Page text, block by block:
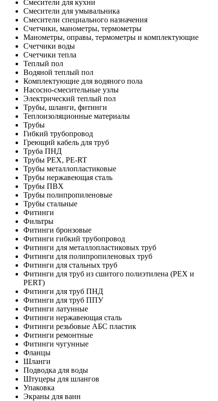
Смесители для кухни
Смесители для умывальника
Смесители специального назначения
Счетчики, манометры, термометры
Манометры, оправы, термометры и комплектующие
Счетчики воды
Счетчики тепла
Теплый пол
Водяной теплый пол
Комплектующие для водяного пола
Насосно-смесительные узлы
Электрический теплый пол
Трубы, шланги, фитинги
Теплоизоляционные материалы
Трубы
Гибкий трубопровод
Греющий кабель для труб
Труба ПНД
Трубы PEX, PE-RT
Трубы металлопластиковые
Трубы нержавеющая сталь
Трубы ПВХ
Трубы полипропиленовые
Трубы стальные
Фитинги
Фильтры
Фитинги бронзовые
Фитинги гибкий трубопровод
Фитинги для металлопластиковых труб
Фитинги для полипропиленовых труб
Фитинги для стальных труб
Фитинги для труб из сшитого полиэтилена (PEX и
PERT)
Фитинги для труб ПНД
Фитинги для труб ППУ
Фитинги латунные
Фитинги нержавеющая сталь
Фитинги резьбовые АБС пластик
Фитинги ремонтные
Фитинги чугунные
Фланцы
Шланги
Подводка для воды
Штуцеры для шлангов
Упаковка
Экраны для ванн